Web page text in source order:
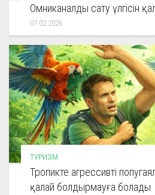
Омниканалды сату үлгісін
07.02.2026
ТУРИЗМ
Тропикте агрессивті
қалай болдырмауға болады